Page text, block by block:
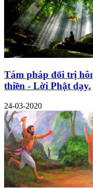
Tám pháp đối trị
thiền - Lời Phật dạy.
24-03-2020